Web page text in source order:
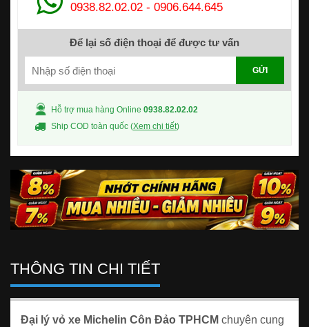
0938.82.02.02 - 0906.644.645
Để lại số điện thoại để được tư vấn
GỬI
Hỗ trợ mua hàng Online 0938.82.02.02
Ship COD toàn quốc (Xem chi tiết)
THÔNG TIN CHI TIẾT
Đại lý vỏ xe Michelin Côn Đảo TPHCM chuyên cung